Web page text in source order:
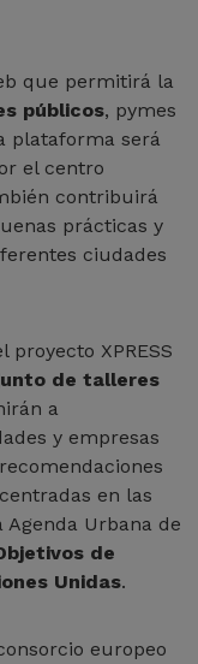
que permitirá la
públicos, pymes
plataforma será
el centro
contribuirá
prácticas y
ciudades
XPRESS
de talleres
a
y empresas
en las
Urbana de
de
Unidas.
europeo